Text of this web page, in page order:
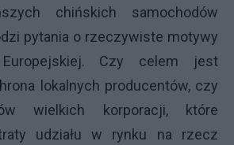
chińskich samochodów
pytania o rzeczywiste motywy
Europejskiej. Czy celem jest
lokalnych producentów, czy
wielkich korporacji, które
udziału w rynku na rzecz